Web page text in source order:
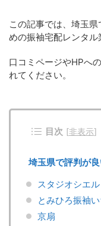
この記事では、埼玉
めの振袖宅配レンタル
口コミページやHPへ
れてください。
目次 [非表示]
埼玉県で評判が
スタジオシエル
とみひろ振袖
京扇